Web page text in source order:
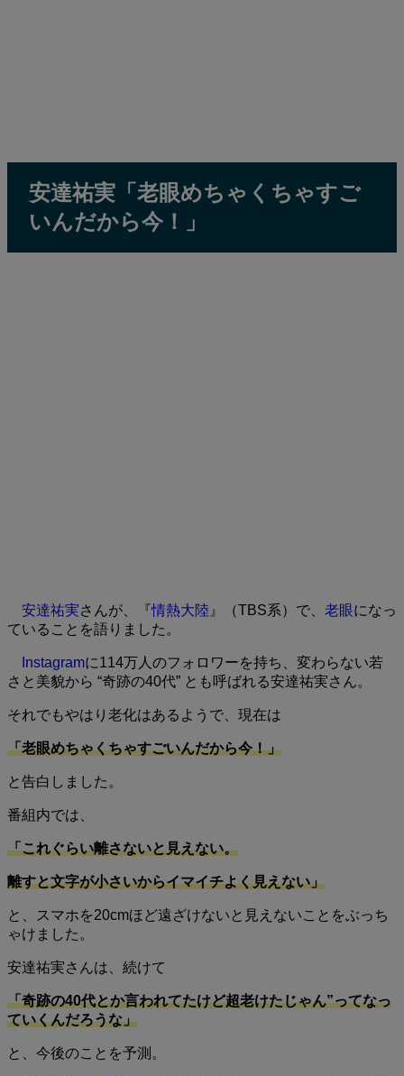
安達祐実「老眼めちゃくちゃすご
いんだから今！」
安達祐実さんが、『情熱大陸』（TBS系）で、 老眼になっ
ていることを語りました。
Instagramに114万人のフォロワーを持ち、変わらない若
さと美貌から “奇跡の40代” とも呼ばれる安達祐実さん。
それでもやはり老化はあるようで、現在は
「老眼めちゃくちゃすごいんだから今！」
と告白しました。
番組内では、
「これぐらい離さないと見えない。
離すと文字が小さいからイマイチよく見えない」
と、スマホを20cmほど遠ざけないと見えないことをぶっち
ゃけました。
安達祐実さんは、続けて
「奇跡の40代とか言われてたけど超老けたじゃん”ってなっ
ていくんだろうな」
と、今後のことを予測。